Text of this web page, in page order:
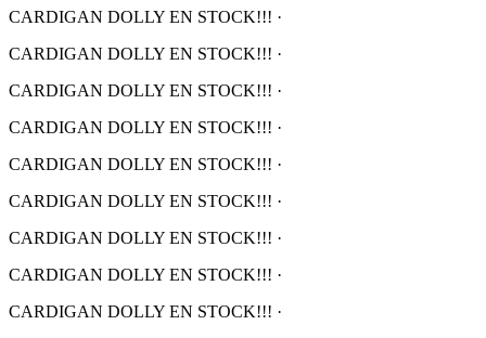
CARDIGAN DOLLY EN STOCK!!! ·
CARDIGAN DOLLY EN STOCK!!! ·
CARDIGAN DOLLY EN STOCK!!! ·
CARDIGAN DOLLY EN STOCK!!! ·
CARDIGAN DOLLY EN STOCK!!! ·
CARDIGAN DOLLY EN STOCK!!! ·
CARDIGAN DOLLY EN STOCK!!! ·
CARDIGAN DOLLY EN STOCK!!! ·
CARDIGAN DOLLY EN STOCK!!! ·